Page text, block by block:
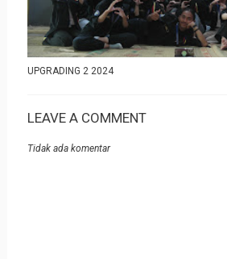
UPGRADING 2 2024
LEAVE A COMMENT
Tidak ada komentar